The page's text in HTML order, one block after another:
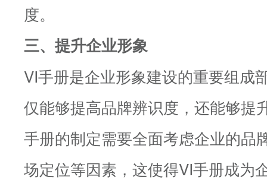
度。
三、提升企业形象
VI手册是企业形象建设的重要组成
仅能够提高品牌辨识度，还能够提
手册的制定需要全面考虑企业的品
场定位等因素，这使得VI手册成为